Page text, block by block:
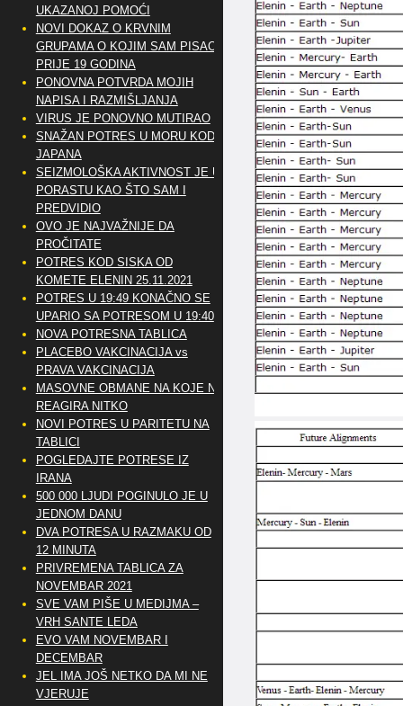
UKAZANOJ POMOĆI
NOVI DOKAZ O KRVNIM
GRUPAMA O KOJIM SAM PISAO
PRIJE 19 GODINA
PONOVNA POTVRDA MOJIH
NAPISA I RAZMIŠLJANJA
VIRUS JE PONOVNO MUTIRAO
SNAŽAN POTRES U MORU KOD
JAPANA
SEIZMOLOŠKA AKTIVNOST JE U
PORASTU KAO ŠTO SAM I
PREDVIDIO
OVO JE NAJVAŽNIJE DA
PROČITATE
POTRES KOD SISKA OD
KOMETE ELENIN 25.11.2021
POTRES U 19:49 KONAČNO SE
UPARIO SA POTRESOM U 19:40
NOVA POTRESNA TABLICA
PLACEBO VAKCINACIJA vs
PRAVA VAKCINACIJA
MASOVNE OBMANE NA KOJE NE
REAGIRA NITKO
NOVI POTRES U PARITETU NA
TABLICI
POGLEDAJTE POTRESE IZ
IRANA
500 000 LJUDI POGINULO JE U
JEDNOM DANU
DVA POTRESA U RAZMAKU OD
12 MINUTA
PRIVREMENA TABLICA ZA
NOVEMBAR 2021
SVE VAM PIŠE U MEDIJMA –
VRH SANTE LEDA
EVO VAM NOVEMBAR I
DECEMBAR
JEL IMA JOŠ NETKO DA MI NE
VJERUJE